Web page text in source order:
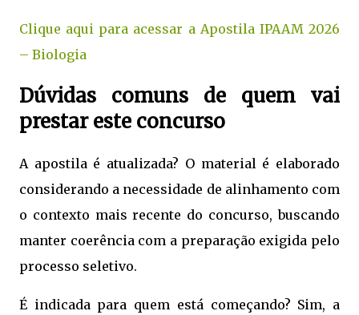
Clique aqui para acessar a Apostila IPAAM 2026
– Biologia
Dúvidas comuns de quem vai
prestar este concurso
A apostila é atualizada? O material é elaborado
considerando a necessidade de alinhamento com
o contexto mais recente do concurso, buscando
manter coerência com a preparação exigida pelo
processo seletivo.
É indicada para quem está começando? Sim, a